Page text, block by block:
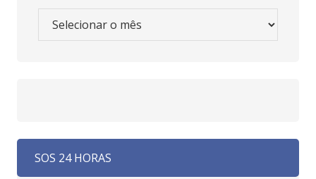
SOS 24 HORAS